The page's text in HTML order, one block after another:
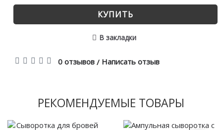
КУПИТЬ
В закладки
0 отзывов/ Написать отзыв
РЕКОМЕНДУЕМЫЕ ТОВАРЫ